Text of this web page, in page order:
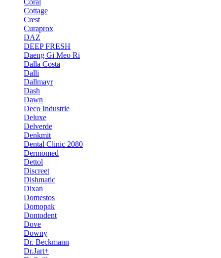
Coral
Cottage
Crest
Curaprox
DAZ
DEEP FRESH
Daeng Gi Meo Ri
Dalla Costa
Dalli
Dallmayr
Dash
Dawn
Deco Industrie
Deluxe
Delverde
Denkmit
Dental Clinic 2080
Dermomed
Dettol
Discreet
Dishmatic
Dixan
Domestos
Domopak
Dontodent
Dove
Downy
Dr. Beckmann
Dr.Jart+